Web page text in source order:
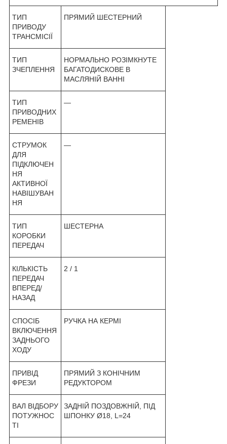
ТИП
ПРИВОДУ
ТРАНСМІСІЇ
ПРЯМИЙ ШЕСТЕРНИЙ
ТИП
ЗЧЕПЛЕННЯ
НОРМАЛЬНО РОЗІМКНУТЕ
БАГАТОДИСКОВЕ В
МАСЛЯНІЙ ВАННІ
ТИП
ПРИВОДНИХ
РЕМЕНІВ
—
СТРУМОК
ДЛЯ
ПІДКЛЮЧЕН
НЯ
АКТИВНОЇ
НАВІШУВАН
НЯ
—
ТИП
КОРОБКИ
ПЕРЕДАЧ
ШЕСТЕРНА
КІЛЬКІСТЬ
ПЕРЕДАЧ
ВПЕРЕД/
НАЗАД
2 / 1
СПОСІБ
ВКЛЮЧЕННЯ
ЗАДНЬОГО
ХОДУ
РУЧКА НА КЕРМІ
ПРИВІД
ФРЕЗИ
ПРЯМИЙ З КОНІЧНИМ
РЕДУКТОРОМ
ВАЛ ВІДБОРУ
ПОТУЖНОС
ТІ
ЗАДНІЙ ПОЗДОВЖНІЙ, ПІД
ШПОНКУ Ø18, L=24